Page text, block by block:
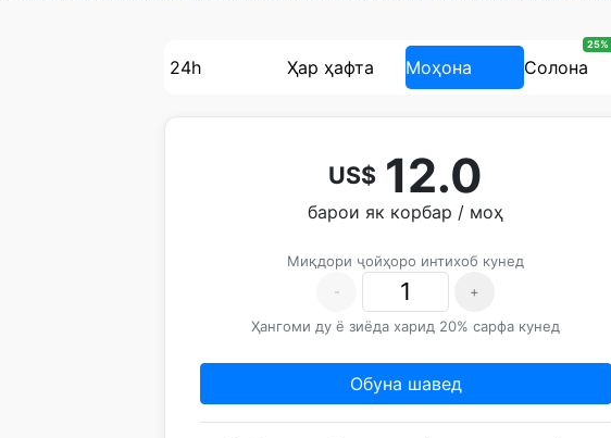
24h Ҳар ҳафта Моҳона Солона
25%
US$ 12.0
барои як корбар / моҳ
Миқдори ҷойҳоро интихоб кунед
-
+
Ҳангоми ду ё зиёда харид 20% сарфа кунед
Обуна шавед